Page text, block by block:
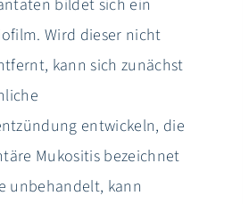
bildet sich ein
Wird dieser nicht
kann sich zunächst
entwickeln, die
Mukositis bezeichnet
unbehandelt, kann